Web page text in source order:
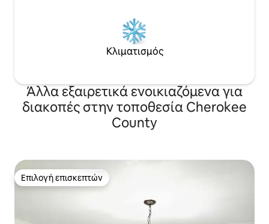
Κλιματισμός
Άλλα εξαιρετικά ενοικιαζόμενα για
διακοπές στην τοποθεσία Cherokee
County
Επιλογή επισκεπτών
Επιλογή επισκεπτών